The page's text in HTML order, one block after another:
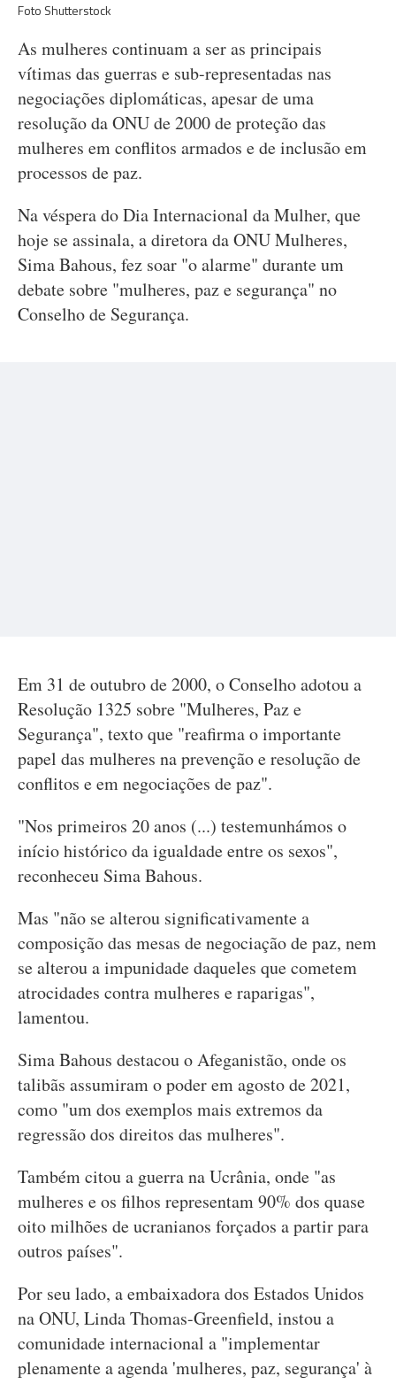
Foto Shutterstock
As mulheres continuam a ser as principais
vítimas das guerras e sub-representadas nas
negociações diplomáticas, apesar de uma
resolução da ONU de 2000 de proteção das
mulheres em conflitos armados e de inclusão em
processos de paz.
Na véspera do Dia Internacional da Mulher, que
hoje se assinala, a diretora da ONU Mulheres,
Sima Bahous, fez soar "o alarme" durante um
debate sobre "mulheres, paz e segurança" no
Conselho de Segurança.
Em 31 de outubro de 2000, o Conselho adotou a
Resolução 1325 sobre "Mulheres, Paz e
Segurança", texto que "reafirma o importante
papel das mulheres na prevenção e resolução de
conflitos e em negociações de paz".
"Nos primeiros 20 anos (...) testemunhámos o
início histórico da igualdade entre os sexos",
reconheceu Sima Bahous.
Mas "não se alterou significativamente a
composição das mesas de negociação de paz, nem
se alterou a impunidade daqueles que cometem
atrocidades contra mulheres e raparigas",
lamentou.
Sima Bahous destacou o Afeganistão, onde os
talibãs assumiram o poder em agosto de 2021,
como "um dos exemplos mais extremos da
regressão dos direitos das mulheres".
Também citou a guerra na Ucrânia, onde "as
mulheres e os filhos representam 90% dos quase
oito milhões de ucranianos forçados a partir para
outros países".
Por seu lado, a embaixadora dos Estados Unidos
na ONU, Linda Thomas-Greenfield, instou a
comunidade internacional a "implementar
plenamente a agenda 'mulheres, paz, segurança' à